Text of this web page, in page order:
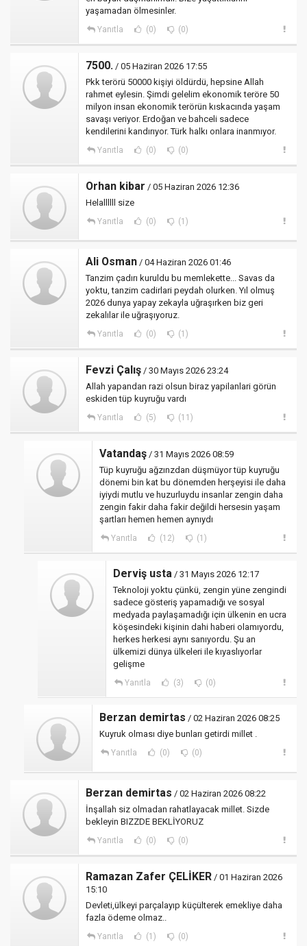
yaşamadan ölmesinler.
Yanıtla (0) (0)
7500. / 05 Haziran 2026 17:55
Pkk terörü 50000 kişiyi öldürdü, hepsine Allah
rahmet eylesin. Şimdi gelelim ekonomik teröre 50
milyon insan ekonomik terörün kıskacında yaşam
savaşı veriyor. Erdoğan ve bahceli sadece
kendilerini kandırıyor. Türk halkı onlara inanmıyor.
Yanıtla (0) (0)
Orhan kibar / 05 Haziran 2026 12:36
Helallllll size
Yanıtla (0) (1)
Ali Osman / 04 Haziran 2026 01:46
Tanzim çadırı kuruldu bu memlekette... Savas da
yoktu, tanzim cadirlari peydah olurken. Yıl olmuş
2026 dunya yapay zekayla uğraşırken biz geri
zekalılar ile uğraşıyoruz.
Yanıtla (0) (1)
Fevzi Çalış / 30 Mayıs 2026 23:24
Allah yapandan razi olsun biraz yapilanlari görün
eskiden tüp kuyruğu vardı
Yanıtla (5) (11)
Vatandaş / 31 Mayıs 2026 08:59
Tüp kuyruğu ağzınzdan düşmüyor tüp kuyruğu
dönemi bin kat bu dönemden herşeyisi ile daha
iyiydi mutlu ve huzurluydu insanlar zengin daha
zengin fakir daha fakir değildi hersesin yaşam
şartları hemen hemen aynıydı
Yanıtla (12) (1)
Derviş usta / 31 Mayıs 2026 12:17
Teknoloji yoktu çünkü, zengin yüne zengindi
sadece gösteriş yapamadığı ve sosyal
medyada paylaşamadığı için ülkenin en ucra
köşesindeki kişinin dahi haberi olamıyordu,
herkes herkesi aynı sanıyordu. Şu an
ülkemizi dünya ülkeleri ile kıyaslıyorlar
gelişme
Yanıtla (3) (0)
Berzan demirtas / 02 Haziran 2026 08:25
Kuyruk olması diye bunları getirdi millet .
Yanıtla (0) (0)
Berzan demirtas / 02 Haziran 2026 08:22
İnşallah siz olmadan rahatlayacak millet. Sizde
bekleyin BIZZDE BEKLİYORUZ
Yanıtla (0) (0)
Ramazan Zafer ÇELİKER / 01 Haziran 2026
15:10
Devleti,ülkeyi parçalayıp küçülterek emekliye daha
fazla ödeme olmaz..
Yanıtla (1) (0)